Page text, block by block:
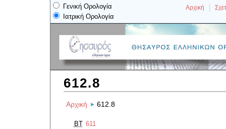
Γενική Ορολογία
Ιατρική Ορολογία
Αρχική
612.8
Αρχική 612.8
BT 611